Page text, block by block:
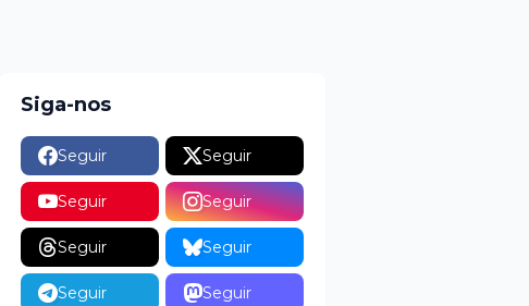
Siga-nos
Seguir Seguir
Seguir Seguir
Seguir Seguir
Seguir Seguir